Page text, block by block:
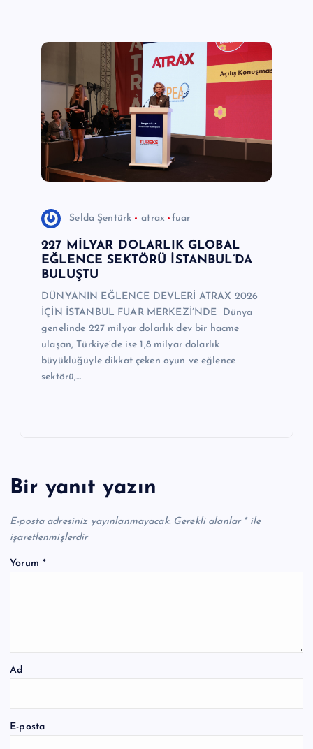
Selda Şentürk atrax fuar
227 MİLYAR DOLARLIK GLOBAL
EĞLENCE SEKTÖRÜ İSTANBUL’DA
BULUŞTU
DÜNYANIN EĞLENCE DEVLERİ ATRAX 2026
İÇİN İSTANBUL FUAR MERKEZİ’NDE Dünya
genelinde 227 milyar dolarlık dev bir hacme
ulaşan, Türkiye’de ise 1,8 milyar dolarlık
büyüklüğüyle dikkat çeken oyun ve eğlence
sektörü,…
Bir yanıt yazın
E-posta adresiniz yayınlanmayacak. Gerekli alanlar *ile
işaretlenmişlerdir
Yorum *
Ad
E-posta